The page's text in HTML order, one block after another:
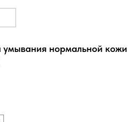
умывания нормальной кожи